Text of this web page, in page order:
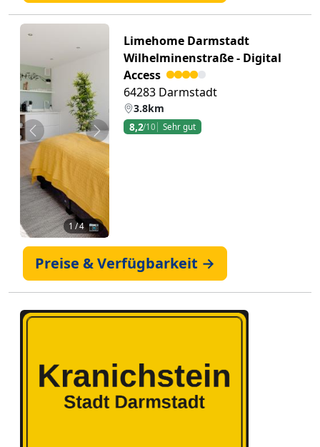
Zurück Weiter
1 / 4 📷
Limehome Darmstadt
Wilhelminenstraße - Digital
Access
64283 Darmstadt
3.8km
8,2/10 Sehr gut
Preise & Verfügbarkeit →